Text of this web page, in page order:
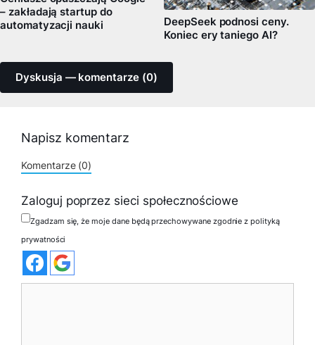
– zakładają startup do
automatyzacji nauki
DeepSeek podnosi ceny.
Koniec ery taniego AI?
Dyskusja — komentarze (0)
Napisz komentarz
Komentarze (0)
Zaloguj poprzez sieci społecznościowe
Zgadzam się, że moje dane będą przechowywane zgodnie z polityką
prywatności